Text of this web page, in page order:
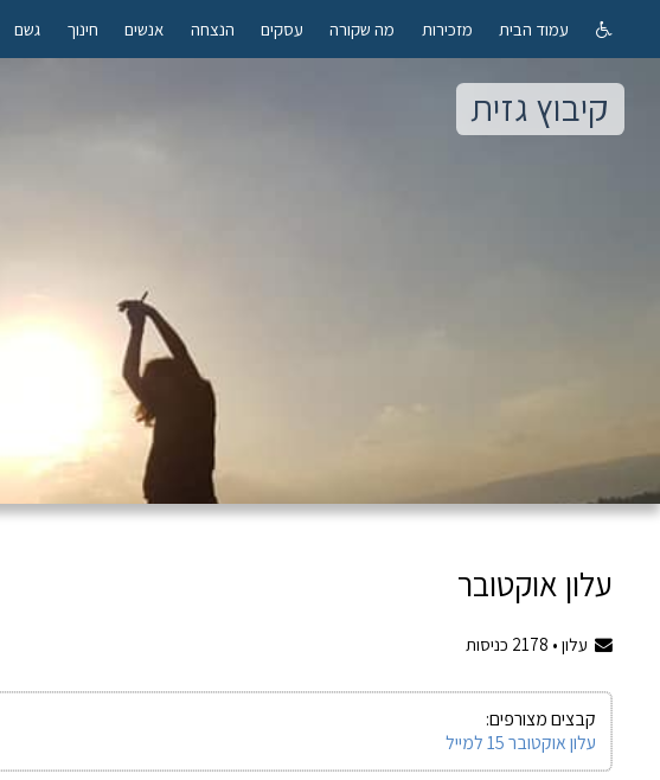
עמוד הבית מזכירות מה שקורה עסקים הנצחה אנשים חינוך גשם
קיבוץ גזית
עלון אוקטובר
עלון • 2178 כניסות
קבצים מצורפים:
עלון אוקטובר 15 למייל